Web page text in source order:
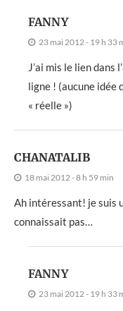
FANNY
23 mai 2012 - 19 h 33
J’ai mis le lien
ligne ! (aucune idée
« réelle »)
CHANATALIB
18 mai 2012 - 8 h 59 min
Ah intéressant! je suis
connaissait pas…
FANNY
23 mai 2012 - 19 h 33